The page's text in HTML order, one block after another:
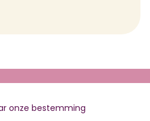
onze bestemming